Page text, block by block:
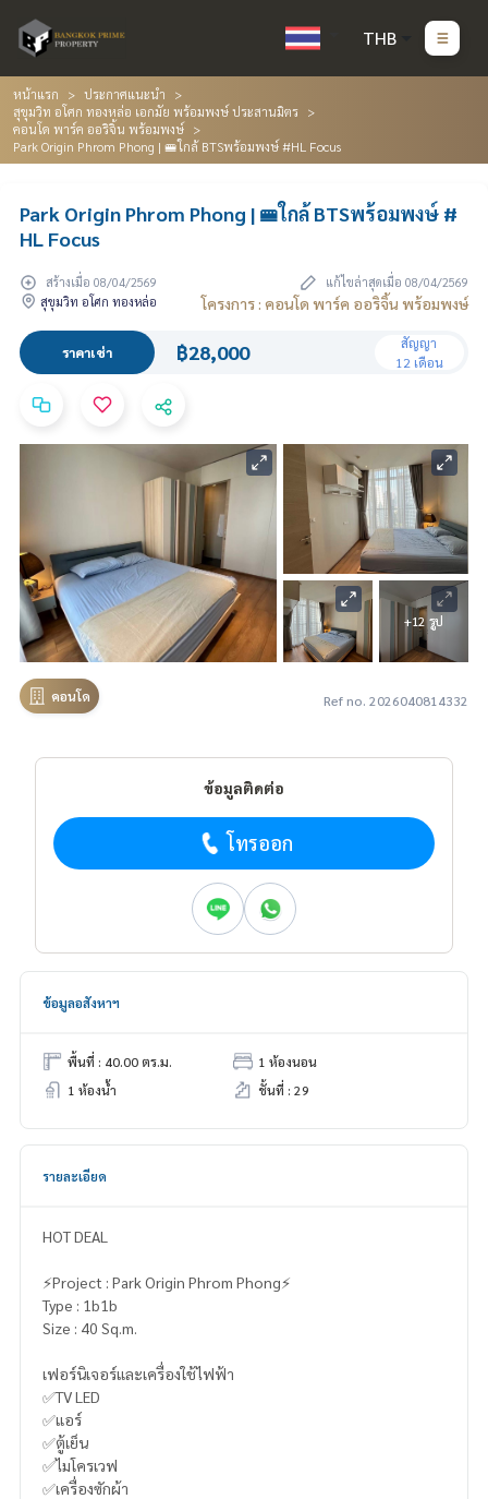
THB
หน้าแรก
ประกาศแนะนำ
สุขุมวิท อโศก ทองหล่อ เอกมัย พร้อมพงษ์ ประสานมิตร
คอนโด พาร์ค ออริจิ้น พร้อมพงษ์
Park Origin Phrom Phong | 🚝ใกล้ BTSพร้อมพงษ์ #HL Focus
Park Origin Phrom Phong | 🚝ใกล้ BTSพร้อมพงษ์ #
HL Focus
สร้างเมื่อ 08/04/2569
แก้ไขล่าสุดเมื่อ 08/04/2569
สุขุมวิท อโศก ทองหล่อ
โครงการ : คอนโด พาร์ค ออริจิ้น พร้อมพงษ์
ราคาเช่า ฿28,000
สัญญา
12 เดือน
+12 รูป
คอนโด Ref no. 2026040814332
ข้อมูลติดต่อ
โทรออก
ข้อมูลอสังหาฯ
พื้นที่ : 40.00 ตร.ม.
1 ห้องนอน
1 ห้องน้ำ
ชั้นที่ : 29
รายละเอียด
HOT DEAL
⚡️Project : Park Origin Phrom Phong⚡️
Type : 1b1b
Size : 40 Sq.m.
เฟอร์นิเจอร์และเครื่องใช้ไฟฟ้า
✅TV LED
✅แอร์
✅ตู้เย็น
✅ไมโครเวฟ
✅เครื่องซักผ้า